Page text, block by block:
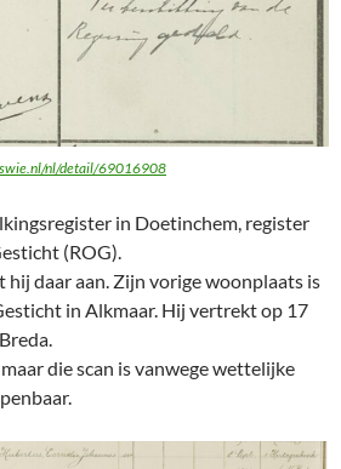
nl/detail/69016908
in Doetinchem, register
(ROG).
hij daar aan. Zijn vorige woonplaats is
in Alkmaar. Hij vertrekt op 17
die scan is vanwege wettelijke